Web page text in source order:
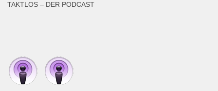
TAKTLOS – DER PODCAST